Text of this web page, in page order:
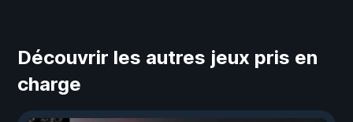
Découvrir les autres jeux pris en
charge